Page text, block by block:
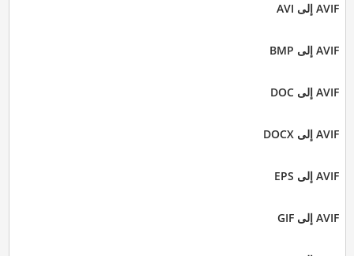
AVIF إلى AVI
AVIF إلى BMP
AVIF إلى DOC
AVIF إلى DOCX
AVIF إلى EPS
AVIF إلى GIF